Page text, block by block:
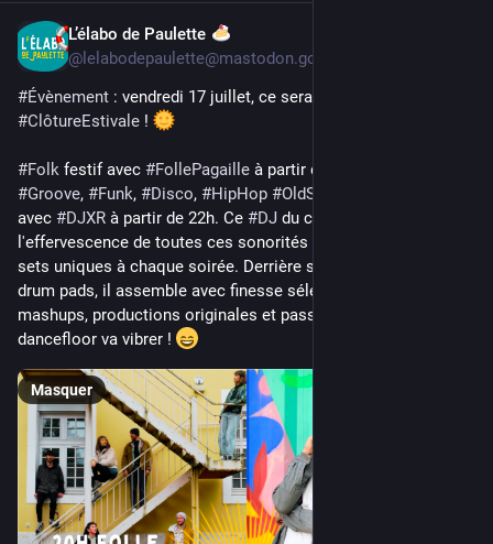
L’élabo de Paulette
@ lelabodepaulette@mastodon.gougere.fr
#Évènement
#ClôtureEstivale !
#Folk festif avec #FollePagaille à partir de 20h.
#Groove, #Funk, #Disco, #HipHop #OldSchool
avec #DJXR à partir de 22h. Ce #DJ du coin puise dans
l'effervescence de toutes ces sonorités pour construire des
sets uniques à chaque soirée. Derrière ses platines et ses
drum pads, il assemble avec finesse sélections pointues,
mashups, productions originales et passages scratchés. Le
dancefloor va vibrer !
Masquer